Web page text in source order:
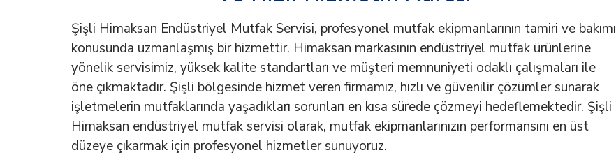
Şişli Himaksan Endüstriyel Mutfak Servisi, profesyonel mutfak ekipmanlarının tamiri ve bakımı
konusunda uzmanlaşmış bir hizmettir. Himaksan markasının endüstriyel mutfak ürünlerine
yönelik servisimiz, yüksek kalite standartları ve müşteri memnuniyeti odaklı çalışmaları ile
öne çıkmaktadır. Şişli bölgesinde hizmet veren firmamız, hızlı ve güvenilir çözümler sunarak
işletmelerin mutfaklarında yaşadıkları sorunları en kısa sürede çözmeyi hedeflemektedir. Şişli
Himaksan endüstriyel mutfak servisi olarak, mutfak ekipmanlarınızın performansını en üst
düzeye çıkarmak için profesyonel hizmetler sunuyoruz.